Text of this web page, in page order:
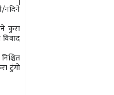
नदिने
कुरा
टुंगो